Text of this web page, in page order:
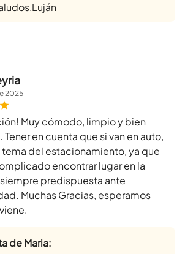
2025
Muy cómodo, limpio y bien
en cuenta que si van en auto,
del estacionamiento, ya que
encontrar lugar en la
siempre predispuesta ante
Muchas Gracias, esperamos
de Maria: